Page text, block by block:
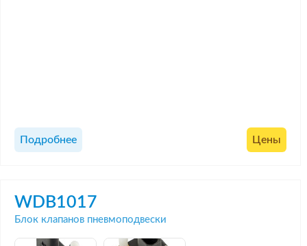
Подробнее Цены
WDB1017
Блок клапанов пневмоподвески